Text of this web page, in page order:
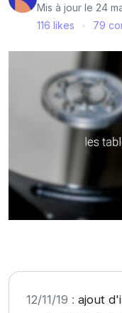
Mis à jour le 24
116 likes
79
12/11/19 : ajout